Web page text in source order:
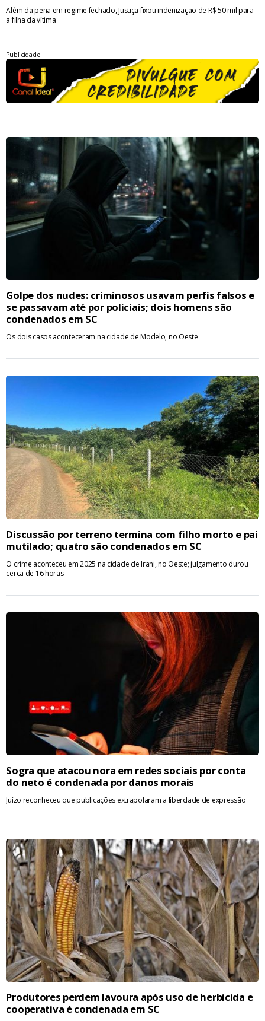
Além da pena em regime fechado, Justiça fixou indenização de R$ 50 mil para
a filha da vítima
Publicidade
Golpe dos nudes: criminosos usavam perfis falsos e
se passavam até por policiais; dois homens são
condenados em SC
Os dois casos aconteceram na cidade de Modelo, no Oeste
Discussão por terreno termina com filho morto e pai
mutilado; quatro são condenados em SC
O crime aconteceu em 2025 na cidade de Irani, no Oeste; julgamento durou
cerca de 16 horas
Sogra que atacou nora em redes sociais por conta
do neto é condenada por danos morais
Juízo reconheceu que publicações extrapolaram a liberdade de expressão
Produtores perdem lavoura após uso de herbicida e
cooperativa é condenada em SC